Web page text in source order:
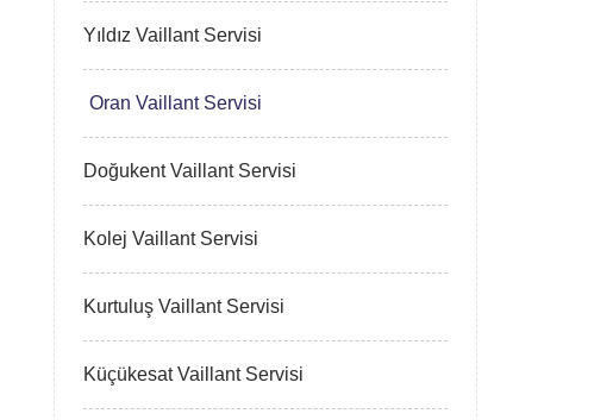
Yıldız Vaillant Servisi
Oran Vaillant Servisi
Doğukent Vaillant Servisi
Kolej Vaillant Servisi
Kurtuluş Vaillant Servisi
Küçükesat Vaillant Servisi